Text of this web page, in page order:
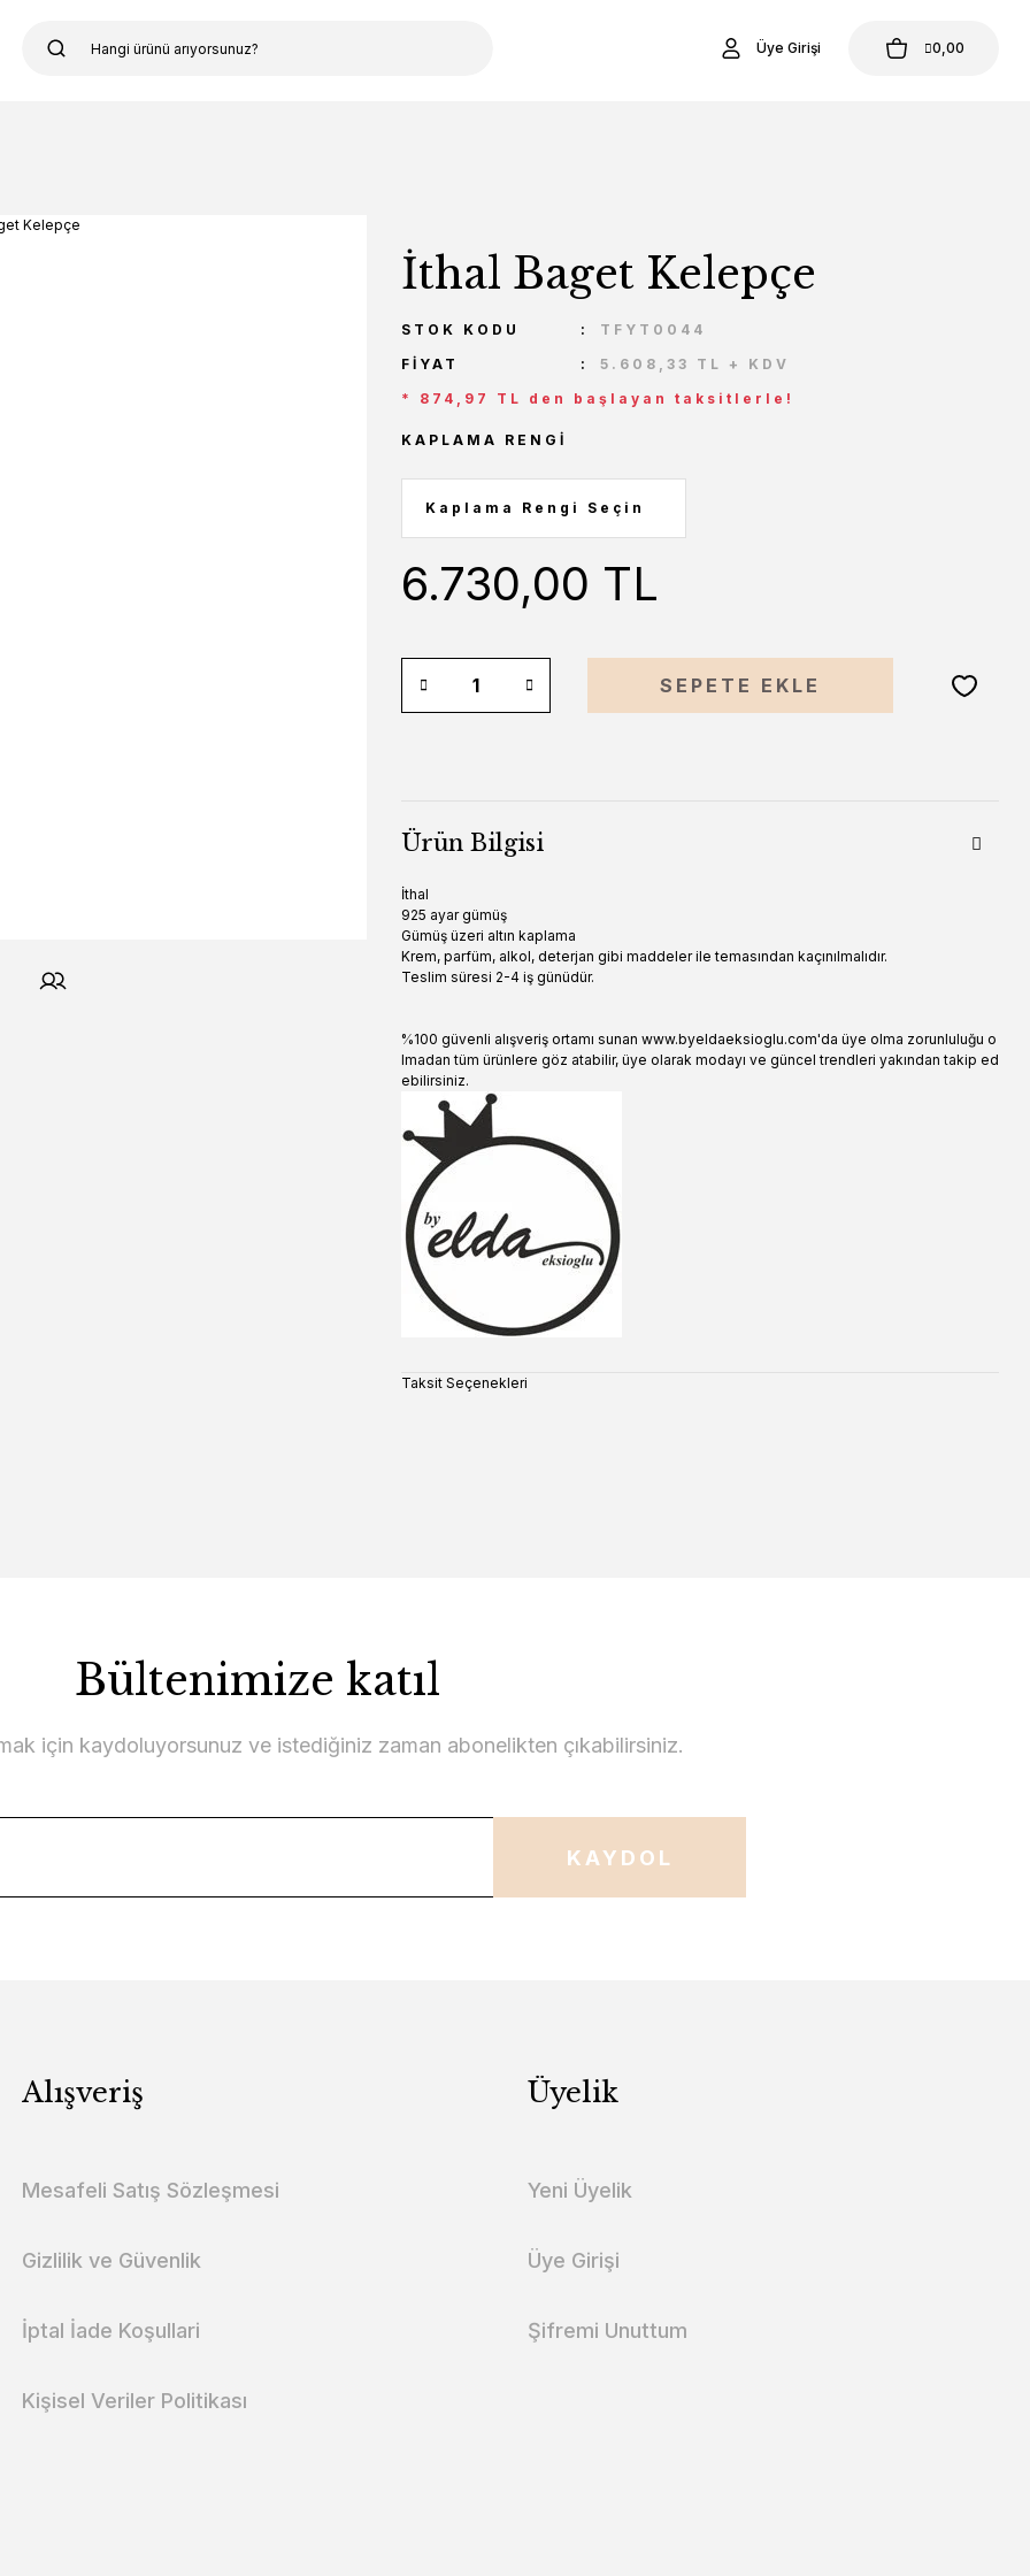
Üye Girişi 0,00
İthal Baget Kelepçe
STOK KODU
TFYT0044
FIYAT
5.608,33 TL + KDV
* 874,97 TL den başlayan taksitlerle!
KAPLAMA RENGI
6.730,00 TL
SEPETE EKLE
Ürün Bilgisi
İthal
925 ayar gümüş
Gümüş üzeri altın kaplama
Krem, parfüm, alkol, deterjan gibi maddeler ile temasından kaçınılmalıdır.
Teslim süresi 2-4 iş günüdür.
%100 güvenli alışveriş ortamı sunan www.byeldaeksioglu.com'da üye olma zorunluluğu o
lmadan tüm ürünlere göz atabilir, üye olarak modayı ve güncel trendleri yakından takip ed
ebilirsiniz.
Taksit Seçenekleri
Bültenimize katıl
için kaydoluyorsunuz ve istediğiniz zaman abonelikten çıkabilirsiniz.
KAYDOL
Alışveriş
Mesafeli Satış Sözleşmesi
Gizlilik ve Güvenlik
İptal İade Koşullari
Kişisel Veriler Politikası
Üyelik
Yeni Üyelik
Üye Girişi
Şifremi Unuttum